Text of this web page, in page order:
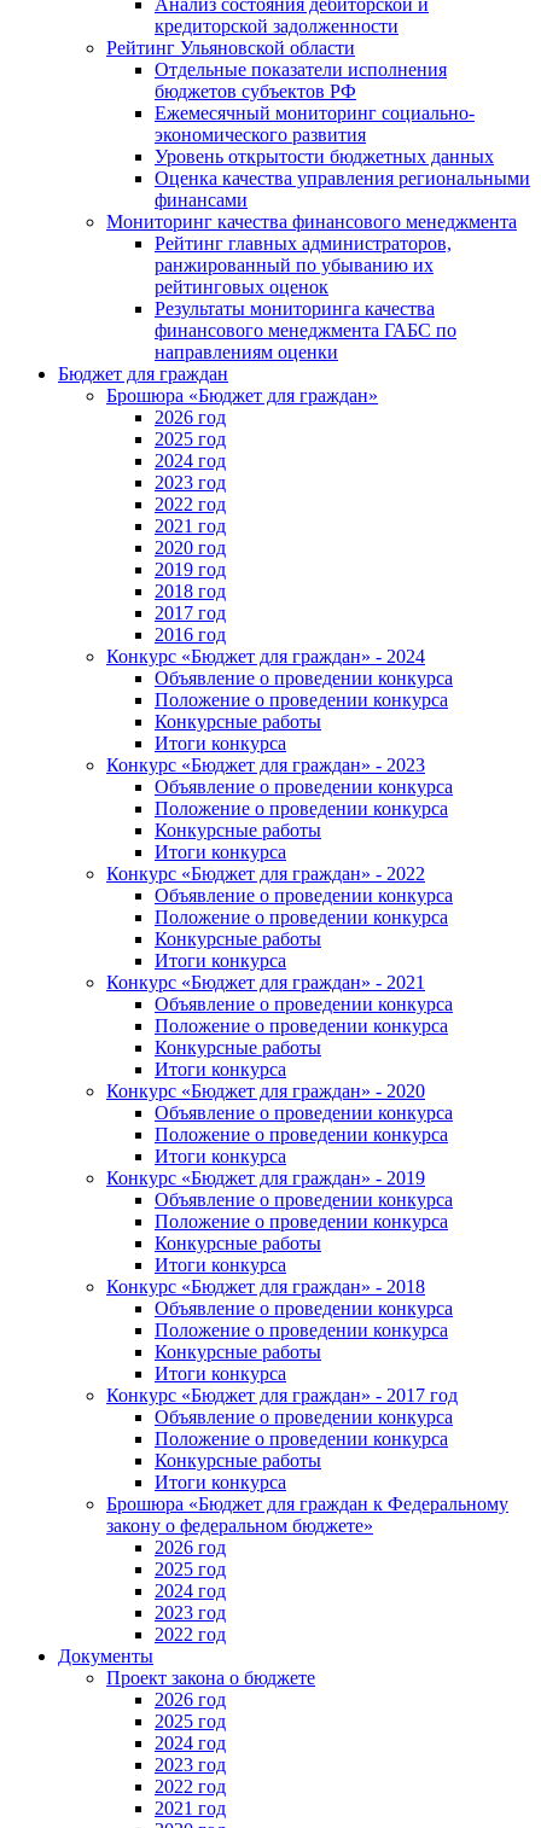
кредиторской задолженности
Рейтинг Ульяновской области
Отдельные показатели исполнения
бюджетов субъектов РФ
Ежемесячный мониторинг социально-
экономического развития
Уровень открытости бюджетных данных
Оценка качества управления региональными
финансами
Мониторинг качества финансового менеджмента
Рейтинг главных администраторов,
ранжированный по убыванию их
рейтинговых оценок
Результаты мониторинга качества
финансового менеджмента ГАБС по
направлениям оценки
Бюджет для граждан
Брошюра «Бюджет для граждан»
2026 год
2025 год
2024 год
2023 год
2022 год
2021 год
2020 год
2019 год
2018 год
2017 год
2016 год
Конкурс «Бюджет для граждан» - 2024
Объявление о проведении конкурса
Положение о проведении конкурса
Конкурсные работы
Итоги конкурса
Конкурс «Бюджет для граждан» - 2023
Объявление о проведении конкурса
Положение о проведении конкурса
Конкурсные работы
Итоги конкурса
Конкурс «Бюджет для граждан» - 2022
Объявление о проведении конкурса
Положение о проведении конкурса
Конкурсные работы
Итоги конкурса
Конкурс «Бюджет для граждан» - 2021
Объявление о проведении конкурса
Положение о проведении конкурса
Конкурсные работы
Итоги конкурса
Конкурс «Бюджет для граждан» - 2020
Объявление о проведении конкурса
Положение о проведении конкурса
Итоги конкурса
Конкурс «Бюджет для граждан» - 2019
Объявление о проведении конкурса
Положение о проведении конкурса
Конкурсные работы
Итоги конкурса
Конкурс «Бюджет для граждан» - 2018
Объявление о проведении конкурса
Положение о проведении конкурса
Конкурсные работы
Итоги конкурса
Конкурс «Бюджет для граждан» - 2017 год
Объявление о проведении конкурса
Положение о проведении конкурса
Конкурсные работы
Итоги конкурса
Брошюра «Бюджет для граждан к Федеральному
закону о федеральном бюджете»
2026 год
2025 год
2024 год
2023 год
2022 год
Документы
Проект закона о бюджете
2026 год
2025 год
2024 год
2023 год
2022 год
2021 год